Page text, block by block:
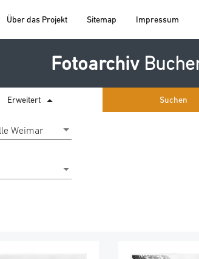
Über das Projekt Sitemap Impressum
Fotoarchiv
Erweitert arrow_drop_up Suchen
Weimar